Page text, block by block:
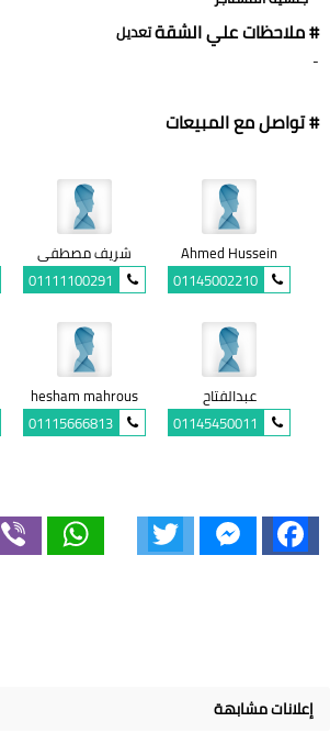
# ملاحظات علي الشقةتعديل
-
# تواصل مع المبيعات
Ahmed Hussein
01145002210
شريف مصطفى
01111100291
عبدالفتاح
01145450011
hesham mahrous
01115666813
Facebook
Messenger
WhatsApp
إعلانات مشابهة